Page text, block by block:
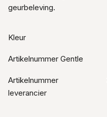
geurbeleving.
Kleur
Artikelnummer Gentle
Artikelnummer
leverancier